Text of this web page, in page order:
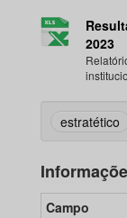
2023
estratético
Campo